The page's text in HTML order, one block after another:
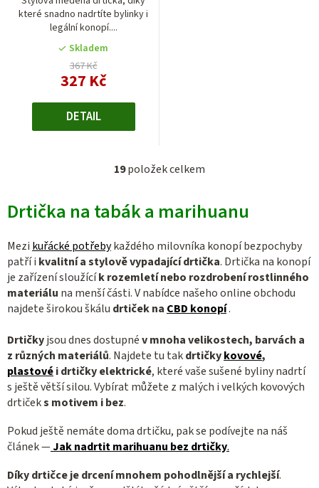
které snadno nadrtíte bylinky i
legální konopí....
Skladem
367 Kč
327 Kč
DETAIL
O
l
d
a
c
í
p
v
k
y
p
i
19položek celkem
Drtička na tabák a marihuanu
Mezi kuřácké potřebykaždého milovníka konopí bezpochyby
patří i kvalitní a stylově vypadajícídrtička. Drtička na konopí
je zařízení sloužícík rozemletí nebo rozdrobení rostlinného
materiálu na menší části. V nabídce našeho online obchodu
najdete širokou škálu drtiček na CBD konopí.
Drtičkyjsou dnes dostupnév mnohavelikostech, barvách a
z různých materiálů. Najdete tu takdrtičkykovové,
plastovéi drtičky elektrické, které vaše sušené byliny nadrtí
s ještě větší silou. Vybírat můžete z malých i velkých kovových
drtičeks motivem i bez.
Pokud ještě nemáte doma drtičku, pak se podívejte na náš
článek —Jak nadrtit marihuanu bez drtičky.
Díky drtičce je drcení mnohem pohodlnější a rychlejší.